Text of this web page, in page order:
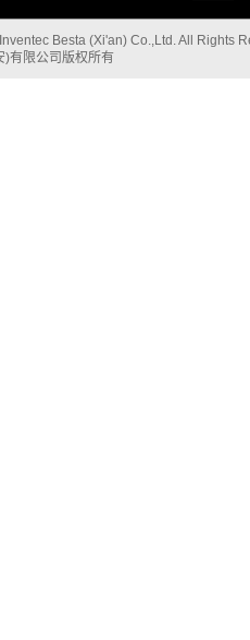
Besta (Xi'an) Co.,Ltd. All Rights
)有限公司版权所有